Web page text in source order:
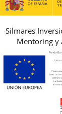
Silmares
Mentoring y